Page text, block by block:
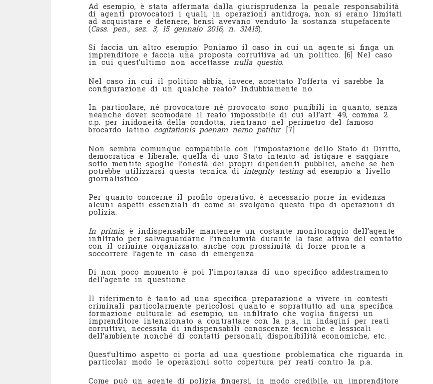
Ad esempio, è stata affermata dalla giurisprudenza la penale responsabilità
di agenti provocatori i quali, in operazioni antidroga, non si erano limitati
ad acquistare e detenere, bensì avevano venduto la sostanza stupefacente
(Cass. pen., sez. 3, 15 gennaio 2016, n. 31415).
Si faccia un altro esempio. Poniamo il caso in cui un agente si finga un
imprenditore e faccia una proposta corruttiva ad un politico. [6] Nel caso
in cui quest’ultimo non accettasse nulla questio.
Nel caso in cui il politico abbia, invece, accettato l’offerta vi sarebbe la
configurazione di un qualche reato? Indubbiamente no.
In particolare, né provocatore né provocato sono punibili in quanto, senza
neanche dover scomodare il reato impossibile di cui all’art. 49, comma 2.
c.p. per inidoneità della condotta, rientrano nel perimetro del famoso
brocardo latino cogitationis poenam nemo patitur. [7]
Non sembra comunque compatibile con l’impostazione dello Stato di Diritto,
democratica e liberale, quella di uno Stato intento ad istigare e saggiare
sotto mentite spoglie l’onestà dei propri dipendenti pubblici, anche se ben
potrebbe utilizzarsi questa tecnica diintegrity testingad esempio a livello
giornalistico.
Per quanto concerne il profilo operativo, è necessario porre in evidenza
alcuni aspetti essenziali di come si svolgono questo tipo di operazioni di
polizia.
In primis, è indispensabile mantenere un costante monitoraggio dell’agente
infiltrato per salvaguardarne l’incolumità durante la fase attiva del contatto
con il crimine organizzato: anche con prossimità di forze pronte a
soccorrere l’agente in caso di emergenza.
Di non poco momento è poi l’importanza di uno specifico addestramento
dell’agente in questione.
Il riferimento è tanto ad una specifica preparazione a vivere in contesti
criminali particolarmente pericolosi quanto e soprattutto ad una specifica
formazione culturale: ad esempio, un infiltrato che voglia fingersi un
imprenditore intenzionato a contrattare con la p.a., in indagini per reati
corruttivi, necessita di indispensabili conoscenze tecniche e lessicali
dell’ambiente nonché di contatti personali, disponibilità economiche, etc.
Quest’ultimo aspetto ci porta ad una questione problematica che riguarda in
particolar modo le operazioni sotto copertura per reati contro la p.a.
Come può un agente di polizia fingersi, in modo credibile, un imprenditore